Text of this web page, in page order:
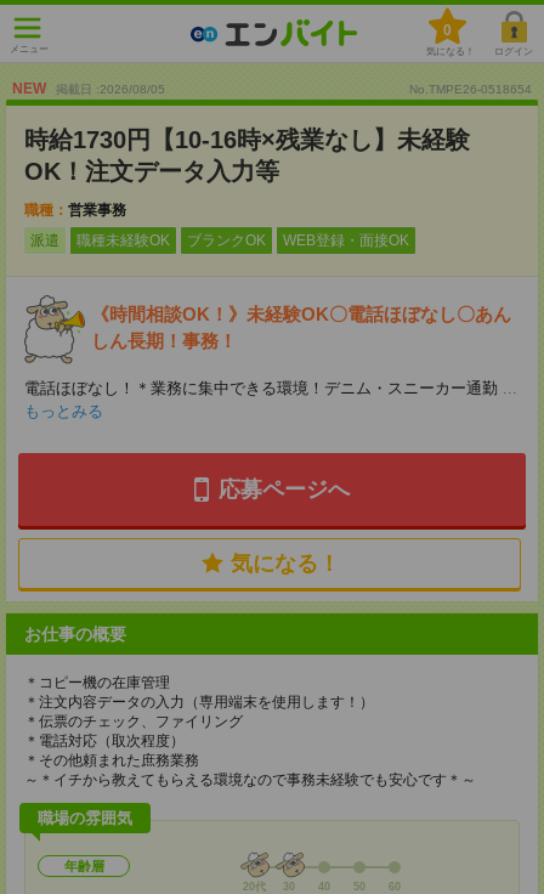
メニュー
0
気になる！ ログイン
NEW 掲載日 :2026/08/05 No.TMPE26-0518654
時給1730円【10-16時×残業なし】未経験
OK！注文データ入力等
職種： 営業事務
派遣
職種未経験OK ブランクOK WEB登録・面接OK
《時間相談OK！》未経験OK〇電話ほぼなし〇あん
しん長期！事務！
電話ほぼなし！＊業務に集中できる環境！デニム・スニーカー通勤 ...
もっとみる
応募ページへ
気になる！
お仕事の概要
＊コピー機の在庫管理
＊注文内容データの入力（専用端末を使用します！）
＊伝票のチェック、ファイリング
＊電話対応（取次程度）
＊その他頼まれた庶務業務
～＊イチから教えてもらえる環境なので事務未経験でも安心です＊～
職場の雰囲気
年齢層
20代 30 40 50 60